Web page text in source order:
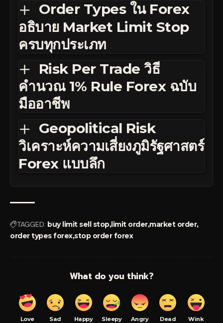
Order Types ใน Forex
อธิบาย Market Limit Stop
ครบทุกประเภท
Risk Per Trade วิธี
คำนวณ 1% Rule Forex ฉบับ
มืออาชีพ
Geopolitical Risk
วิเคราะห์ความเสี่ยงภูมิรัฐศาสตร์
Forex แบบลึก
TAGGED: buy limit sell stoplimit ordermarket order
order types forexstop order forex
What do you think?
Love Sad Happy Sleepy Angry Dead Wink